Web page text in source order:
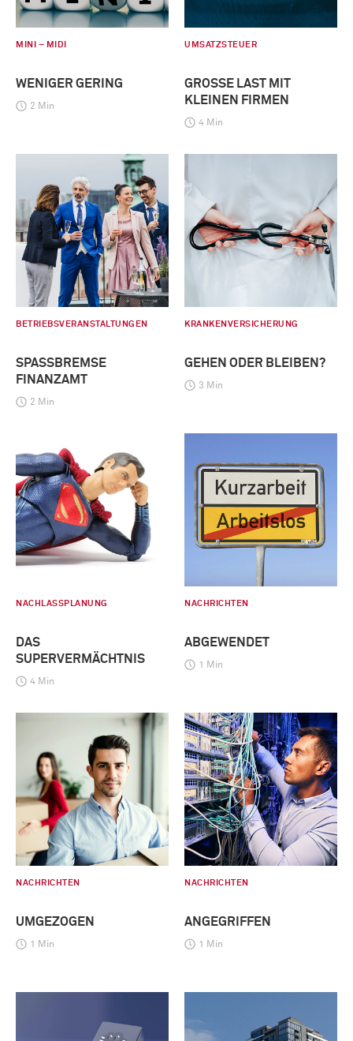
MINI – MIDI
WENIGER GERING
2 Min
UMSATZSTEUER
GROSSE LAST MIT K
LEINEN FIRMEN
4 Min
BETRIEBSVERANSTALTUNGEN
SPASSBREMSE F
INANZAMT
2 Min
KRANKENVERSICHERUNG
GEHEN ODER BLEIBEN?
3 Min
NACHLASSPLANUNG
DAS
SUPERVERMÄCHTNIS
4 Min
NACHRICHTEN
ABGEWENDET
1 Min
NACHRICHTEN
UMGEZOGEN
1 Min
NACHRICHTEN
ANGEGRIFFEN
1 Min